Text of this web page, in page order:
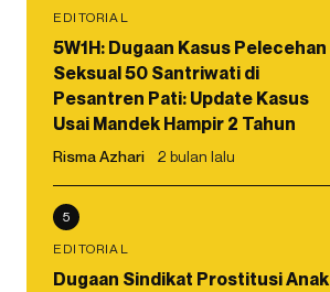
EDITORIAL
5W1H: Dugaan Kasus Pelecehan
Seksual 50 Santriwati di
Pesantren Pati: Update Kasus
Usai Mandek Hampir 2 Tahun
Risma Azhari 2 bulan lalu
5
EDITORIAL
Dugaan Sindikat Prostitusi Anak